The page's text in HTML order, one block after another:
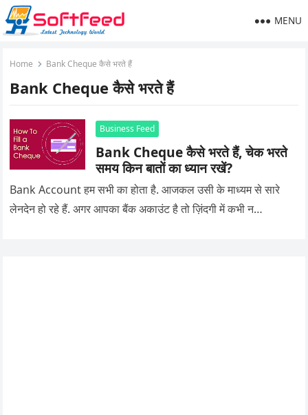
MENU
Home Bank Cheque कैसे भरते हैं
Bank Cheque कैसे भरते हैं
Business Feed
Bank Cheque कैसे भरते हैं, चेक भरते
समय किन बातों का ध्यान रखें?
Bank Account हम सभी का होता है. आजकल उसी के माध्यम से सारे
लेनदेन हो रहे हैं. अगर आपका बैंक अकाउंट है तो ज़िंदगी में कभी न…